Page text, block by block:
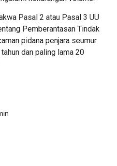
Pasal 2 atau Pasal 3 UU
Pemberantasan Tindak
pidana penjara seumur
dan paling lama 20